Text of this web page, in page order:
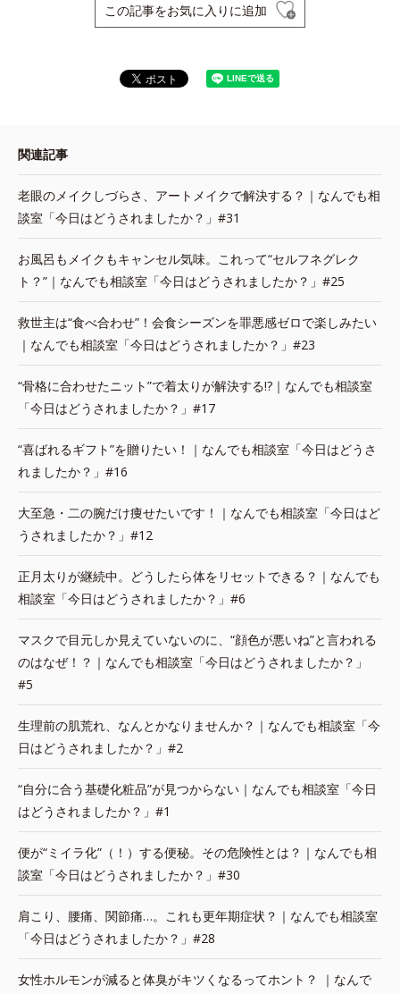
この記事をお気に入りに追加
関連記事
老眼のメイクしづらさ、アートメイクで解決する？｜なんでも相
談室「今日はどうされましたか？」#31
お風呂もメイクもキャンセル気味。これって“セルフネグレク
ト？”｜なんでも相談室「今日はどうされましたか？」#25
救世主は“食べ合わせ”！会食シーズンを罪悪感ゼロで楽しみたい
｜なんでも相談室「今日はどうされましたか？」#23
“骨格に合わせたニット”で着太りが解決する!?｜なんでも相談室
「今日はどうされましたか？」#17
“喜ばれるギフト”を贈りたい！｜なんでも相談室「今日はどうさ
れましたか？」#16
大至急・二の腕だけ痩せたいです！｜なんでも相談室「今日はど
うされましたか？」#12
正月太りが継続中。どうしたら体をリセットできる？｜なんでも
相談室「今日はどうされましたか？」#6
マスクで目元しか見えていないのに、“顔色が悪いね”と言われる
のはなぜ！？｜なんでも相談室「今日はどうされましたか？」
#5
生理前の肌荒れ、なんとかなりませんか？｜なんでも相談室「今
日はどうされましたか？」#2
“自分に合う基礎化粧品”が見つからない｜なんでも相談室「今日
はどうされましたか？」#1
便が“ミイラ化”（！）する便秘。その危険性とは？｜なんでも相
談室「今日はどうされましたか？」#30
肩こり、腰痛、関節痛…。これも更年期症状？｜なんでも相談室
「今日はどうされましたか？」#28
女性ホルモンが減ると体臭がキツくなるってホント？ ｜なんで